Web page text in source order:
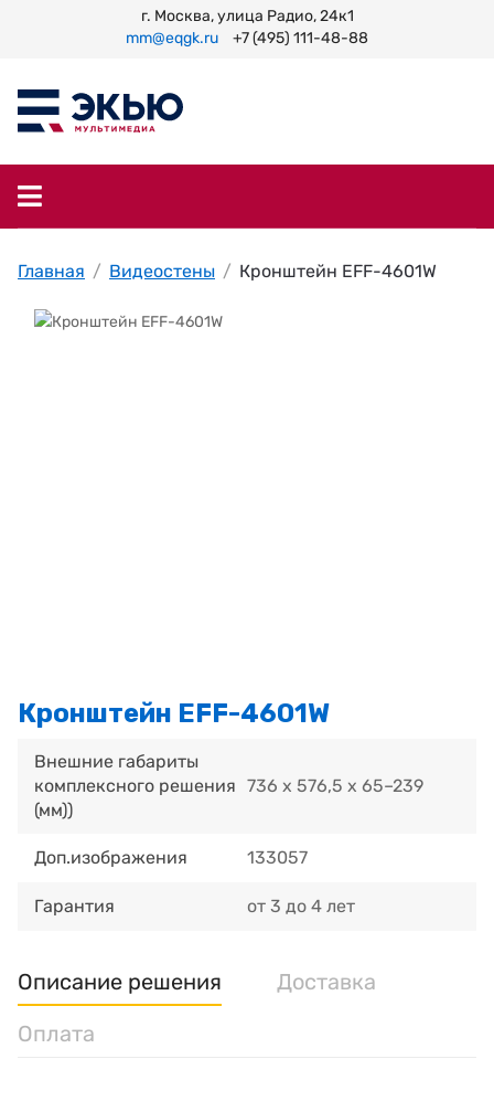
г. Москва, улица Радио, 24к1
mm@eqgk.ru
+7 (495) 111-48-88
Главная Видеостены Кронштейн EFF-4601W
Кронштейн EFF-4601W
Внешние габариты
комплексного решения
(мм))
736 х 576,5 х 65–239
Доп.изображения 133057
Гарантия от 3 до 4 лет
Описание решения
Доставка
Оплата